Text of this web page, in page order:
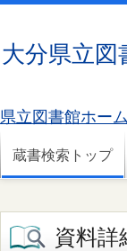
大分県立
県立図書館ホー
蔵書検索トップ
資料詳